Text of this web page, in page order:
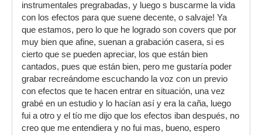
instrumentales pregrabadas, y luego s buscarme la vida
con los efectos para que suene decente, o salvaje! Ya
que estamos, pero lo que he logrado son covers que por
muy bien que afine, suenan a grabación casera, si es
cierto que se pueden apreciar, los que están bien
cantados, pues que están bien, pero me gustaría poder
grabar recreándome escuchando la voz con un previo
con efectos que te hacen entrar en situación, una vez
grabé en un estudio y lo hacían así y era la caña, luego
fui a otro y el tío me dijo que los efectos iban después, no
creo que me entendiera y no fui mas, bueno, espero